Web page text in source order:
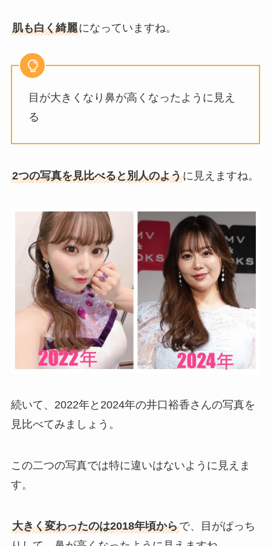
肌も白く綺麗になっていますね。
目が大きくなり鼻が高くなったように見え
る
2つの写真を見比べると別人のように見えますね。
続いて、2022年と2024年の井口裕香さんの写真を
見比べてみましょう。
この二つの写真では特に違いはないように見えま
す。
大きく変わったのは2018年頃からで、目がぱっち